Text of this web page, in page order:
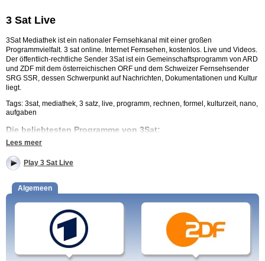
3 Sat Live
3Sat Mediathek ist ein nationaler Fernsehkanal mit einer großen
Programmvielfalt. 3 sat online. Internet Fernsehen, kostenlos. Live und Videos.
Der öffentlich-rechtliche Sender 3Sat ist ein Gemeinschaftsprogramm von ARD
und ZDF mit dem österreichischen ORF und dem Schweizer Fernsehsender
SRG SSR, dessen Schwerpunkt auf Nachrichten, Dokumentationen und Kultur
liegt.
Tags: 3sat, mediathek, 3 satz, live, programm, rechnen, formel, kulturzeit, nano,
aufgaben
Die beliebtesten Programme von 3Sat:
Kulturzeit, ein täglich ausgestrahltes Magazin, das aktuelle kulturelle
behandelt.
wöchentlich UNESCO-Weltkulturerbestätten vorstellt, sowie 45-
minütige Specials zu kulturellen und historischen Themen
aus Wissenschaft und Technik so aufbereitet, das sie auch von der
breiten Masse verstanden werden.
3Sat überträgt häufig kulturelle Veranstaltungen aus allen drei Ländern,
darunter Konzerte, Theater- und Ballettaufführungen, den deutschen
Kleinkunstpreis, den Prix Pantheon (einen Kabarett-Wettbewerb) u.v.m.
3Sat überträgt parallel zu ARD und ZDF die jeweiligen
Lees meer
Play 3 Sat Live
Algemeen